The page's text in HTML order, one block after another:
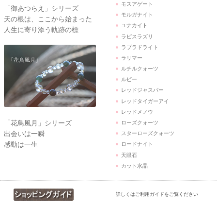
「御あつらえ」シリーズ
天の根は、ここから始まった
人生に寄り添う軌跡の標
「花鳥風月」シリーズ
出会いは一瞬
感動は一生
モスアゲート
モルガナイト
ユナカイト
ラピスラズリ
ラブラドライト
ラリマー
ルチルクォーツ
ルビー
レッドジャスパー
レッドタイガーアイ
レッドメノウ
ローズクォーツ
スターローズクォーツ
ロードナイト
天眼石
カット水晶
詳しくはご利用ガイドをご覧ください